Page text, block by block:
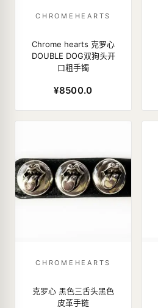
CHROMEHEARTS
Chrome hearts 克罗心
DOUBLE DOG双狗头开
口粗手镯
¥8500.0
CHROMEHEARTS
克罗心 黑色三舌头黑色
皮革手链